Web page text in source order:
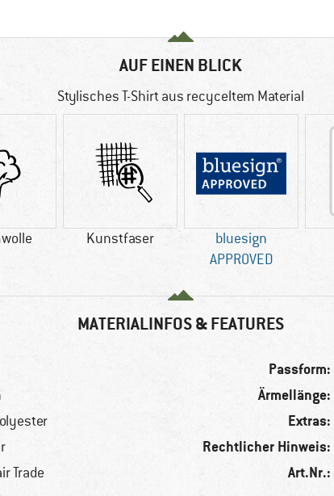
AUF EINEN BLICK
Stylisches T-Shirt aus recyceltem Material
Kunstfaser
bluesign
APPROVED
MATERIALINFOS & FEATURES
Trade
Passform:
Ärmellänge:
Extras:
Rechtlicher Hinweis:
Art.Nr.: